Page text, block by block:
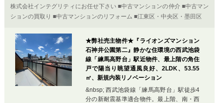
株式会社インテグリティにお任せ下さい ■中古マンションの仲介 ■中古マン
ションの買取り ■中古マンションのリフォーム ■江東区・中央区・墨田区
★弊社売主物件★『ライオンズマンション
石神井公園第二』静かな住環境の西武池袋
線「練馬高野台」駅近物件、最上階の角住
戸で陽当り眺望通風良好、2LDK、53.55
㎡、新規内装リノベーション
&nbsp; 西武池袋線「練馬高野台」駅徒歩4
分の新耐震基準適合物件。最上階、南・西